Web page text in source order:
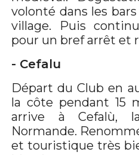
volonté dans les
village. Puis
pour un bref arrêt et
- Cefalu
Départ du Club en
la côte pendant 15
arrive à Cefalù,
Normande.
et touristique très